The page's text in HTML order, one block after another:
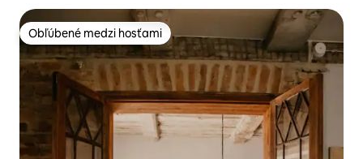
Obľúbené medzi hosťami
Obľúbené medzi hosťami